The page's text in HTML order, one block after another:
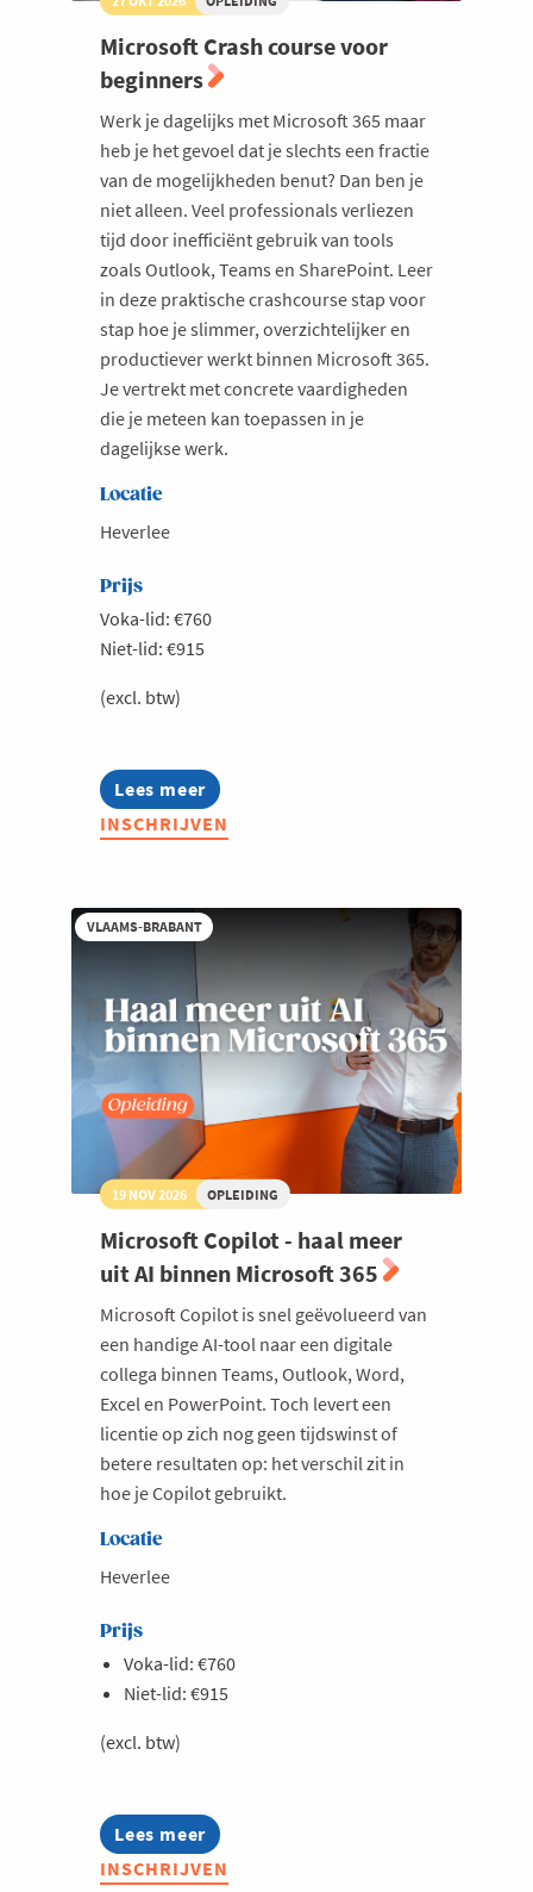
Microsoft Crash course voor
beginners
Werk je dagelijks met Microsoft 365 maar
heb je het gevoel dat je slechts een fractie
van de mogelijkheden benut? Dan ben je
niet alleen. Veel professionals verliezen
tijd door inefficiënt gebruik van tools
zoals Outlook, Teams en SharePoint. Leer
in deze praktische crashcourse stap voor
stap hoe je slimmer, overzichtelijker en
productiever werkt binnen Microsoft 365.
Je vertrekt met concrete vaardigheden
die je meteen kan toepassen in je
dagelijkse werk.
Locatie
Heverlee
Prijs
Voka-lid: €760
Niet-lid: €915
(excl. btw)
Lees meer
about
Microsoft
Crash
beginners
INSCHRIJVEN
VLAAMS-BRABANT
19 NOV 2026 OPLEIDING
Microsoft Copilot - haal meer
uit AI binnen Microsoft 365
Microsoft Copilot is snel geëvolueerd van
een handige AI-tool naar een digitale
collega binnen Teams, Outlook, Word,
Excel en PowerPoint. Toch levert een
licentie op zich nog geen tijdswinst of
betere resultaten op: het verschil zit in
hoe je Copilot gebruikt.
Locatie
Heverlee
Prijs
Voka-lid: €760
Niet-lid: €915
(excl. btw)
Lees meer
about
Microsoft
Copilot
INSCHRIJVEN